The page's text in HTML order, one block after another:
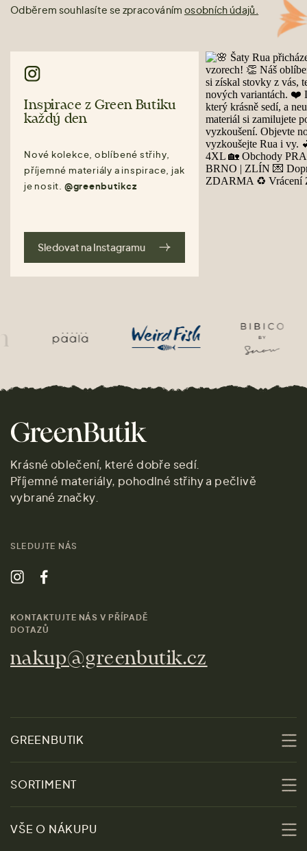
Odběrem souhlasíte se zpracováním osobních údajů.
Inspirace z Green Butiku
každý den
Nové kolekce, oblíbené střihy,
příjemné materiály a inspirace, jak
je nosit. @greenbutikcz
Sledovat na Instagramu
Krásné oblečení, které dobře sedí.
Příjemné materiály, pohodlné střihy a pečlivě
vybrané značky.
SLEDUJTE NÁS
KONTAKTUJTE NÁS V PŘÍPADĚ
DOTAZŮ
nakup@greenbutik.cz
GREENBUTIK
O nás
Udržitelnost
SORTIMENT
Slevy
VŠE O NÁKUPU